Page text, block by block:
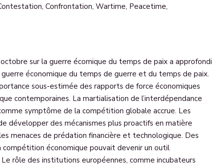
Confrontation, Wartime, Peacetime,
sur la guerre écomique du temps de paix a approfondi
économique du temps de guerre et du temps de paix.
sous-estimée des rapports de force économiques
contemporaines. La martialisation de l’interdépendance
symptôme de la compétition globale accrue. Les
développer des mécanismes plus proactifs en matière
menaces de prédation financière et technologique. Des
économique pouvait devenir un outil
rôle des institutions européennes, comme incubateurs